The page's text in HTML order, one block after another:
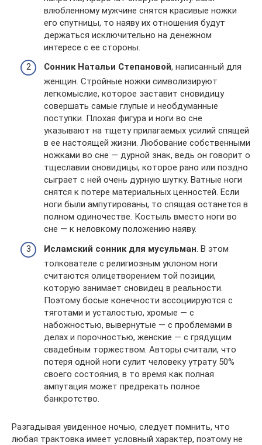
влюбленному мужчине снятся красивые ножки
его спутницы, то наяву их отношения будут
держаться исключительно на денежном
интересе с ее стороны.
Сонник Натальи Степановой, написанный для
женщин. Стройные ножки символизируют
легкомыслие, которое заставит сновидицу
совершать самые глупые и необдуманные
поступки. Плохая фигура и ноги во сне
указывают на тщету прилагаемых усилий спящей
в ее настоящей жизни. Любование собственными
ножками во сне — дурной знак, ведь он говорит о
тщеславии сновидицы, которое рано или поздно
сыграет с ней очень дурную шутку. Ватные ноги
снятся к потере материальных ценностей. Если
ноги были ампутированы, то спящая останется в
полном одиночестве. Костыль вместо ноги во
сне — к неловкому положению наяву.
Исламский сонник для мусульман . В этом
толкователе с религиозным уклоном ноги
считаются олицетворением той позиции,
которую занимает сновидец в реальности.
Поэтому босые конечности ассоциируются с
тяготами и усталостью, хромые — с
набожностью, вывернутые — с проблемами в
делах и порочностью, женские — с грядущим
свадебным торжеством. Авторы считали, что
потеря одной ноги сулит человеку утрату 50%
своего состояния, в то время как полная
ампутация может предрекать полное
банкротство.
Разгадывая увиденное ночью, следует помнить, что
любая трактовка имеет условный характер, поэтому не